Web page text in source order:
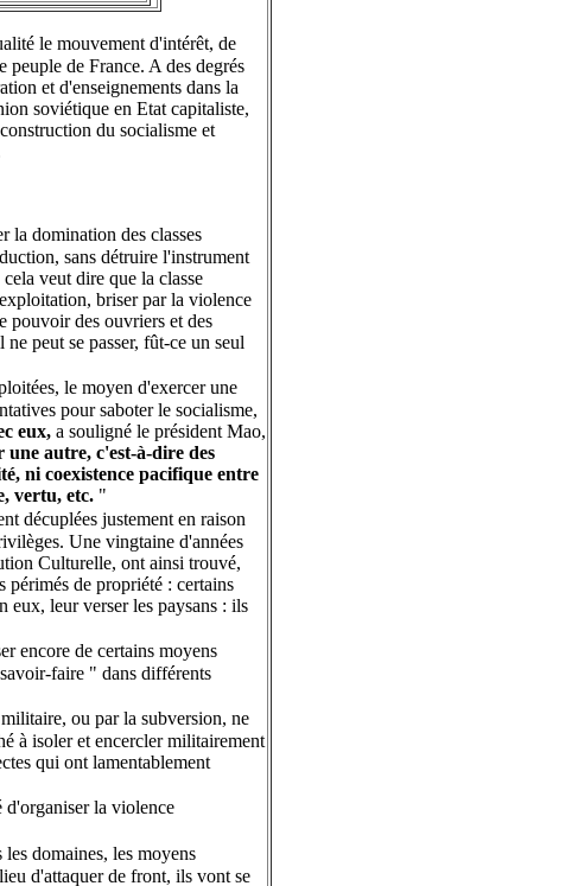
le mouvement d'intérêt, de
de France. A des degrés
et d'enseignements dans la
soviétique en Etat capitaliste,
du socialisme et
la domination des classes
sans détruire l'instrument
veut dire que la classe
briser par la violence
pouvoir des ouvriers et des
peut se passer, fût-ce un seul
le moyen d'exercer une
pour saboter le socialisme,
eux, a souligné le président Mao,
autre, c'est-à-dire des
ni coexistence pacifique entre
vertu, etc. "
décuplées justement en raison
Une vingtaine d'années
Culturelle, ont ainsi trouvé,
périmés de propriété : certains
eux, leur verser les paysans : ils
encore de certains moyens
faire " dans différents
ou par la subversion, ne
à isoler et encercler militairement
qui ont lamentablement
d'organiser la violence
domaines, les moyens
d'attaquer de front, ils vont se